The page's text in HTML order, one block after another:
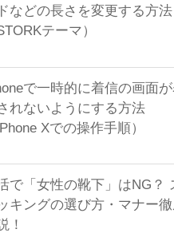
などの長さを変更する方法
テーマ）
で一時的に着信の画面
れないようにする方法
Xでの操作手順）
で「女性の靴下」はNG？
キングの選び方・マナー
！